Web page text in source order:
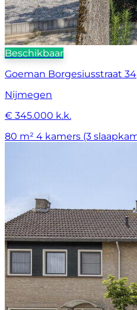
Beschikbaar
Goeman Borgesiusstraat 34
Nijmegen
€ 345.000 k.k.
80 m² 4 kamers (3